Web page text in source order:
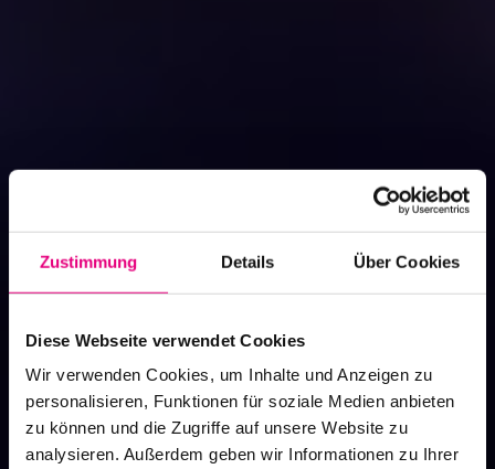
Zustimmung Details Über Cookies
Diese Webseite verwendet Cookies
Wir verwenden Cookies, um Inhalte und Anzeigen zu
personalisieren, Funktionen für soziale Medien anbieten
zu können und die Zugriffe auf unsere Website zu
analysieren. Außerdem geben wir Informationen zu Ihrer